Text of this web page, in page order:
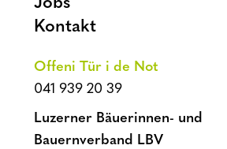
Luzerner Bäuerinnen- und
Bauernverband LBV
Kontakt
Offeni Tür i de Not
041 939 20 39